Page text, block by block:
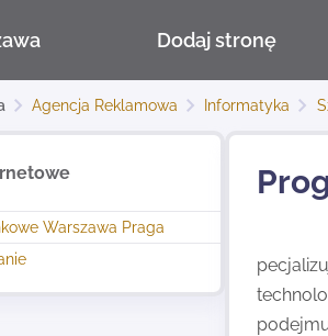
Dodaj stronę
Agencja Reklamowa Informatyka
Warszawa Praga